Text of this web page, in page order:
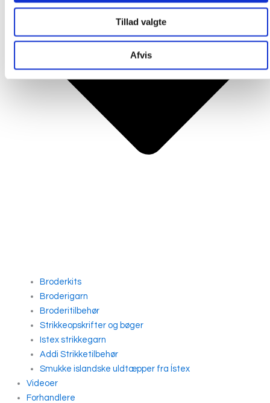
Tillad valgte
Afvis
Broderkits
Broderigarn
Broderitilbehør
Strikkeopskrifter og bøger
Istex strikkegarn
Addi Strikketilbehør
Smukke islandske uldtæpper fra Ístex
Videoer
Forhandlere